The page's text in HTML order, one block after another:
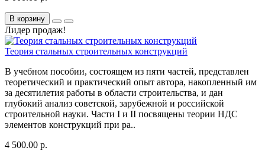
В корзину
Лидер продаж!
Теория стальных строительных конструкций
В учебном пособии, состоящем из пяти частей, представлен
теоретический и практический опыт автора, накопленный им
за десятилетия работы в области строительства, и дан
глубокий анализ советской, зарубежной и российской
строительной науки. Части I и II посвящены теории НДС
элементов конструкций при ра..
4 500.00 р.